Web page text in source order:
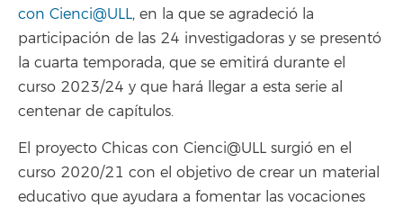
con Cienci@ULL, en la que se agradeció la
participación de las 24 investigadoras y se presentó
la cuarta temporada, que se emitirá durante el
curso 2023/24 y que hará llegar a esta serie al
centenar de capítulos.
El proyecto Chicas con Cienci@ULL surgió en el
curso 2020/21 con el objetivo de crear un material
educativo que ayudara a fomentar las vocaciones